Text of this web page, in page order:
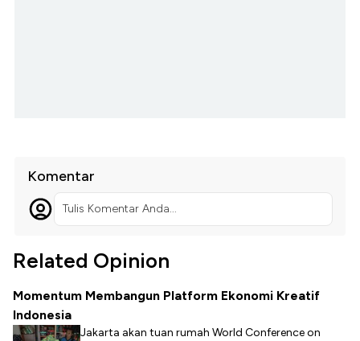
Komentar
Tulis Komentar Anda...
Related Opinion
Momentum Membangun Platform Ekonomi Kreatif
Indonesia
Jakarta akan tuan rumah World Conference on